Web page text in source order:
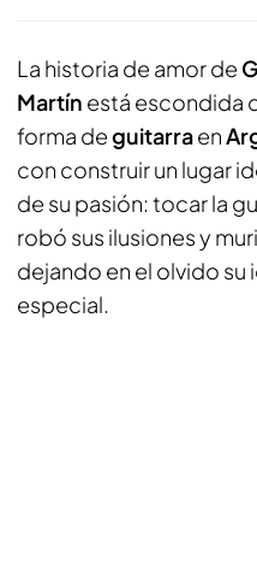
La historia de amor de
Martín está escondida
forma deguitarraen
con construir un lugar
de su pasión: tocar la
robó sus ilusiones y
dejando en el olvido su
especial.